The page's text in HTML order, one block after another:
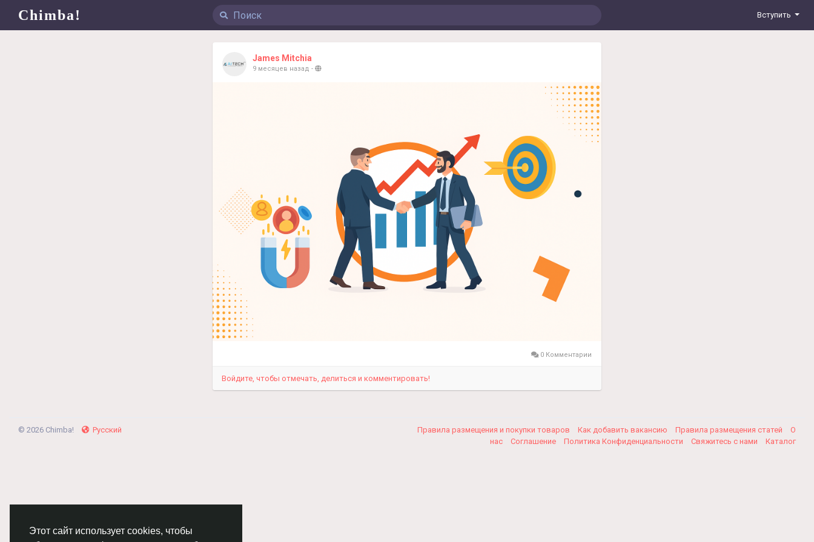
Этот сайт использует cookies, чтобы
Chimba! Вступить
James Mitchia
9 месяцев назад -
0 Комментарии
Войдите, чтобы отмечать, делиться и комментировать!
© 2026 Chimba! Русский Правила размещения и покупки товаров Как добавить вакансию Правила размещения статей
О
нас
Соглашение Политика Конфиденциальности Свяжитесь с нами Каталог